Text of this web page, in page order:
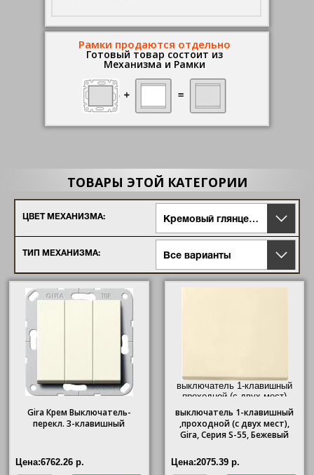
Рамки продаются отдельно
Готовый товар состоит из
Механизма и Рамки
ТОВАРЫ ЭТОЙ КАТЕГОРИИ
ЦВЕТ МЕХАНИЗМА: Кремовый глянцевый
ТИП МЕХАНИЗМА: Все варианты
Gira Крем Выключатель-
перекл. 3-клавишный
Цена:6762.26 р.
выключатель 1-клавишный
,проходной (с двух мест),
, Серия S-55, Бежевый"/>
выключатель 1-клавишный
,проходной (с двух мест),
Gira, Серия S-55, Бежевый
Цена:2075.39 р.